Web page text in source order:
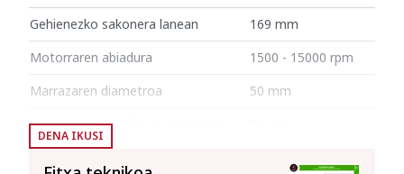
Gehienezko sakonera lanean
169 mm
Motorraren abiadura
1500 - 15000 rpm
Marrazaren diametroa
50 mm
Marrazaren estalkiaren diametroa
DENA IKUSI